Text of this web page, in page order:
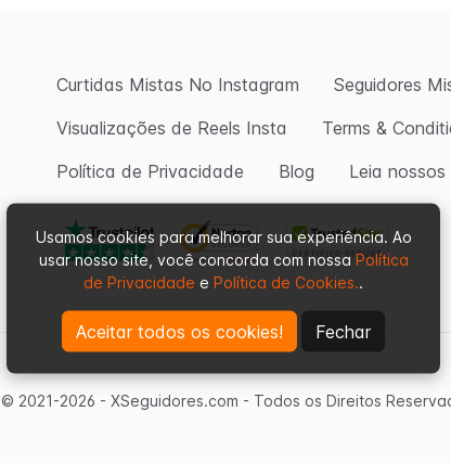
Usamos cookies para melhorar sua experiência. Ao
usar nosso site, você concorda com nossa Política
de Privacidade e Política de Cookies..
Aceitar todos os cookies! Fechar
Curtidas Mistas No Instagram
Seguidores
Visualizações de Reels Insta
Terms &
Política de Privacidade
Blog Leia
© 2021-2026 - XSeguidores.com - Todos os Direitos